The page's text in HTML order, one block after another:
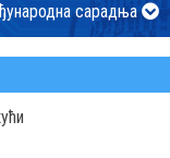
сарадња